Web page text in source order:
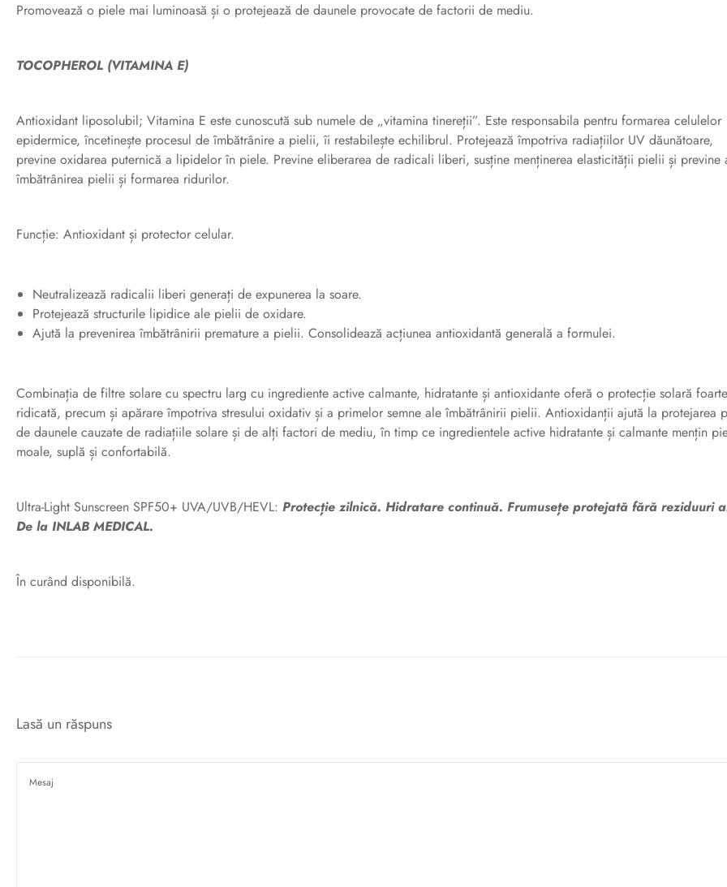
Promovează o piele mai luminoasă și o protejează de daunele provocate de factorii de mediu.
TOCOPHEROL (VITAMINA E)
Antioxidant liposolubil; Vitamina E este cunoscută sub numele de „vitamina tinereții”. Este responsabila pentru formarea celulelor
epidermice, încetinește procesul de îmbătrânire a pielii, îi restabilește echilibrul. Protejează împotriva radiațiilor UV dăunătoare,
previne oxidarea puternică a lipidelor în piele. Previne eliberarea de radicali liberi, susține menținerea elasticității pielii și previne
îmbătrânirea pielii și formarea ridurilor.
Funcție: Antioxidant și protector celular.
Neutralizează radicalii liberi generați de expunerea la soare.
Protejează structurile lipidice ale pielii de oxidare.
Ajută la prevenirea îmbătrânirii premature a pielii. Consolidează acțiunea antioxidantă generală a formulei.
Combinația de filtre solare cu spectru larg cu ingrediente active calmante, hidratante și antioxidante oferă o protecție solară foarte
ridicată, precum și apărare împotriva stresului oxidativ și a primelor semne ale îmbătrânirii pielii. Antioxidanții ajută la protejarea
de daunele cauzate de radiațiile solare și de alți factori de mediu, în timp ce ingredientele active hidratante și calmante mențin
moale, suplă și confortabilă.
Ultra-Light Sunscreen SPF50+ UVA/UVB/HEVL: Protecție zilnică. Hidratare continuă. Frumusețe protejată fără reziduuri
De la INLAB MEDICAL.
În curând disponibilă.
Lasă un răspuns